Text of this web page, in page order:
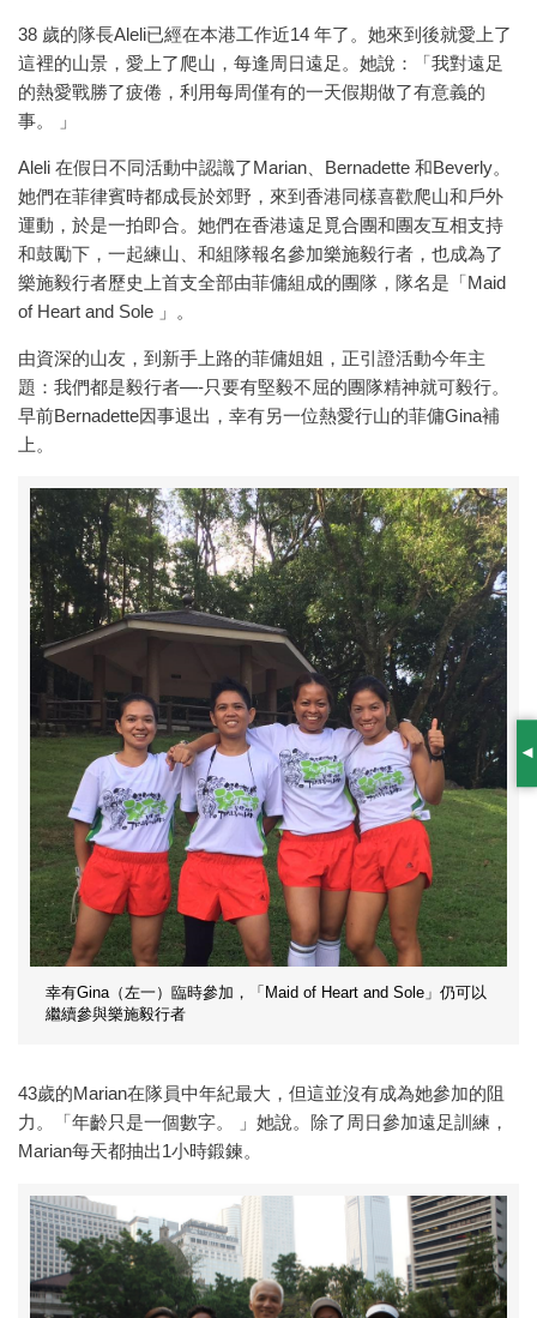
38 歲的隊長Aleli已經在本港工作近14 年了。她來到後就愛上了
這裡的山景，愛上了爬山，每逢周日遠足。她說：「我對遠足
的熱愛戰勝了疲倦，利用每周僅有的一天假期做了有意義的
事。 」
Aleli 在假日不同活動中認識了Marian、Bernadette 和Beverly。
她們在菲律賓時都成長於郊野，來到香港同樣喜歡爬山和戶外
運動，於是一拍即合。她們在香港遠足覓合團和團友互相支持
和鼓勵下，一起練山、和組隊報名參加樂施毅行者，也成為了
樂施毅行者歷史上首支全部由菲傭組成的團隊，隊名是「Maid
of Heart and Sole 」。
由資深的山友，到新手上路的菲傭姐姐，正引證活動今年主
題：我們都是毅行者—-只要有堅毅不屈的團隊精神就可毅行。
早前Bernadette因事退出，幸有另一位熱愛行山的菲傭Gina補
上。
幸有Gina（左一）臨時參加，「Maid of Heart and Sole」仍可以
繼續參與樂施毅行者
43歲的Marian在隊員中年紀最大，但這並沒有成為她參加的阻
力。「年齡只是一個數字。 」她說。除了周日參加遠足訓練，
Marian每天都抽出1小時鍛鍊。